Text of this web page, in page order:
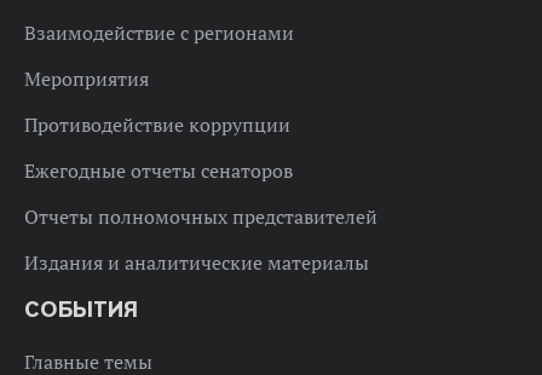
Взаимодействие с регионами
Мероприятия
Противодействие коррупции
Ежегодные отчеты сенаторов
Отчеты полномочных представителей
Издания и аналитические материалы
СОБЫТИЯ
Главные темы